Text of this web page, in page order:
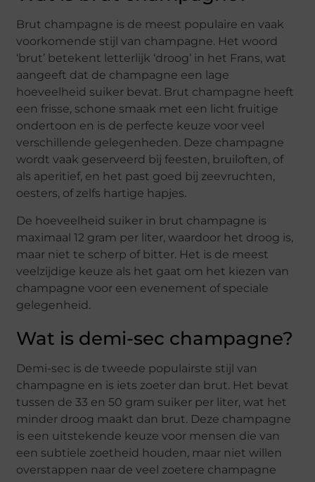
Brut champagne is de meest populaire en vaak
voorkomende stijl van champagne. Het woord
‘brut’ betekent letterlijk ‘droog’ in het Frans, wat
aangeeft dat de champagne een lage
hoeveelheid suiker bevat. Brut champagne heeft
een frisse, schone smaak met een licht fruitige
ondertoon en is de perfecte keuze voor veel
verschillende gelegenheden. Deze champagne
wordt vaak geserveerd bij feesten, bruiloften, of
als aperitief, en het past goed bij zeevruchten,
oesters, of zelfs hartige hapjes.
De hoeveelheid suiker in brut champagne is
maximaal 12 gram per liter, waardoor het droog is,
maar niet te scherp of bitter. Het is de meest
veelzijdige keuze als het gaat om het kiezen van
champagne voor een evenement of speciale
gelegenheid.
Wat is demi-sec champagne?
Demi-sec is de tweede populairste stijl van
champagne en is iets zoeter dan brut. Het bevat
tussen de 33 en 50 gram suiker per liter, wat het
minder droog maakt dan brut. Deze champagne
is een uitstekende keuze voor mensen die van
een subtiele zoetheid houden, maar niet willen
overstappen naar de veel zoetere champagne